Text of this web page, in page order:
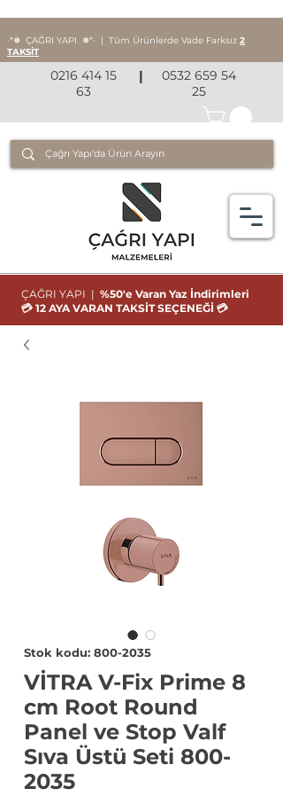
0216 414 15
63
|
0532 659 54
25
‧*❅ ÇAĞRI YAPI ❅*‧ | Tüm Ürünlerde Vade Farksız 2
TAKSİT
ÇAĞRI YAPI | %50'e Varan Yaz İndirimleri
💳 12 AYA VARAN TAKSİT SEÇENEĞİ 💳
Stok kodu: 800-2035
VİTRA V-Fix Prime 8
cm Root Round
Panel ve Stop Valf
Sıva Üstü Seti 800-
2035